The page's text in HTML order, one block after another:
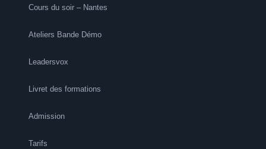
Cours du soir – Nantes
Ateliers Bande Démo
Leadersvox
Livret des formations
Admission
Tarifs